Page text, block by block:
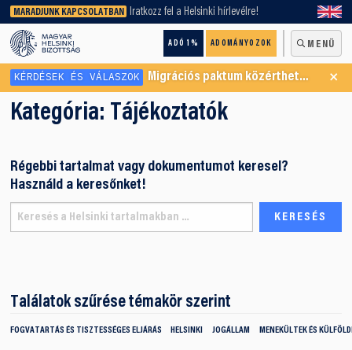
MARADJUNK KAPCSOLATBAN Iratkozz fel a Helsinki hírlevélre!
ADÓ 1% ADOMÁNYOZOK MENÜ
keresőnket!
KÉRDÉSEK ÉS VÁLASZOK Migrációs paktum közérthetően ×
Kategória: Tájékoztatók
Régebbi tartalmat vagy dokumentumot keresel?
Használd a keresőnket!
Találatok szűrése témakör szerint
FOGVATARTÁS ÉS TISZTESSÉGES ELJÁRÁS HELSINKI JOGÁLLAM MENEKÜLTEK ÉS